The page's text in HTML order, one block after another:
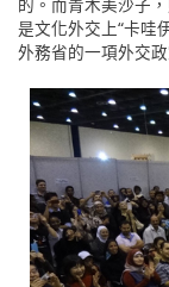
是文化外交上“卡哇
外務省的一項外交